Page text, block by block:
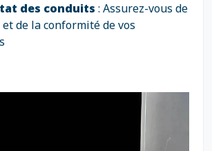
des conduits : Assurez-vous de
de la conformité de vos